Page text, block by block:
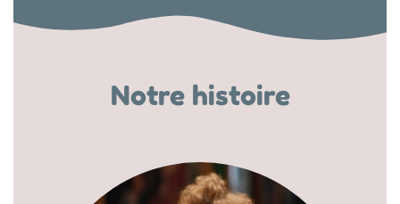
Notre histoire